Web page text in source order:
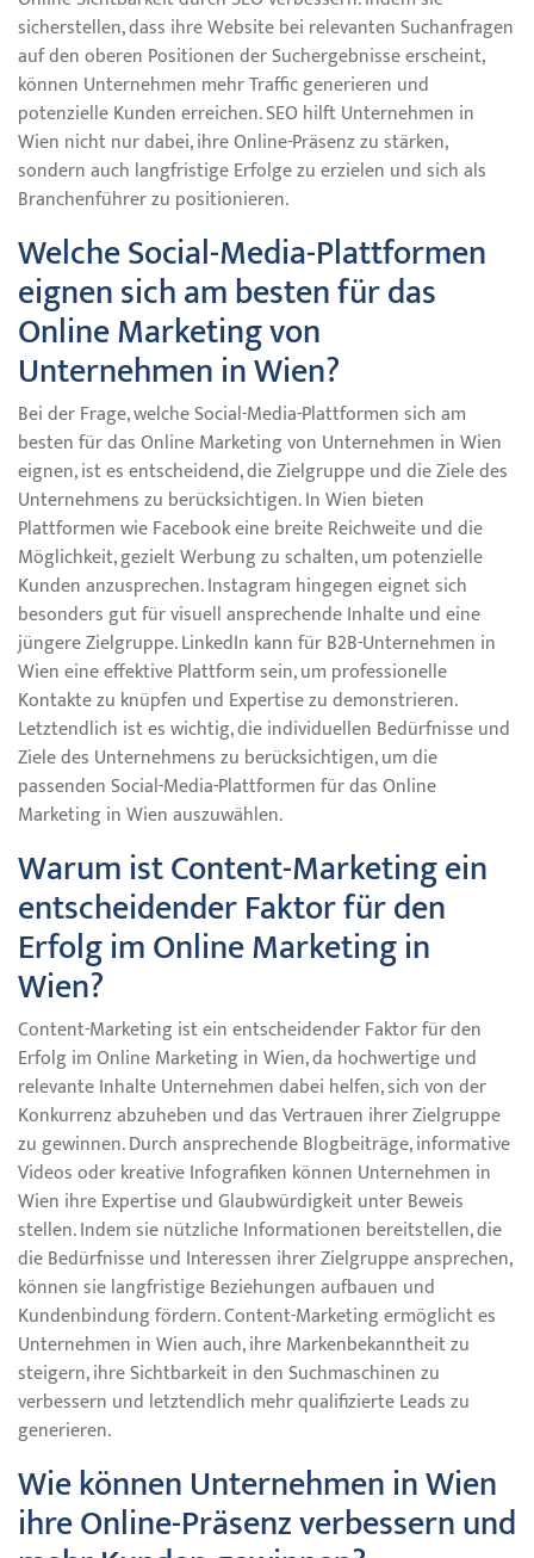
sicherstellen, dass ihre Website bei relevanten Suchanfragen
auf den oberen Positionen der Suchergebnisse erscheint,
können Unternehmen mehr Traffic generieren und
potenzielle Kunden erreichen. SEO hilft Unternehmen in
Wien nicht nur dabei, ihre Online-Präsenz zu stärken,
sondern auch langfristige Erfolge zu erzielen und sich als
Branchenführer zu positionieren.
Welche Social-Media-Plattformen
eignen sich am besten für das
Online Marketing von
Unternehmen in Wien?
Bei der Frage, welche Social-Media-Plattformen sich am
besten für das Online Marketing von Unternehmen in Wien
eignen, ist es entscheidend, die Zielgruppe und die Ziele des
Unternehmens zu berücksichtigen. In Wien bieten
Plattformen wie Facebook eine breite Reichweite und die
Möglichkeit, gezielt Werbung zu schalten, um potenzielle
Kunden anzusprechen. Instagram hingegen eignet sich
besonders gut für visuell ansprechende Inhalte und eine
jüngere Zielgruppe. LinkedIn kann für B2B-Unternehmen in
Wien eine effektive Plattform sein, um professionelle
Kontakte zu knüpfen und Expertise zu demonstrieren.
Letztendlich ist es wichtig, die individuellen Bedürfnisse und
Ziele des Unternehmens zu berücksichtigen, um die
passenden Social-Media-Plattformen für das Online
Marketing in Wien auszuwählen.
Warum ist Content-Marketing ein
entscheidender Faktor für den
Erfolg im Online Marketing in
Wien?
Content-Marketing ist ein entscheidender Faktor für den
Erfolg im Online Marketing in Wien, da hochwertige und
relevante Inhalte Unternehmen dabei helfen, sich von der
Konkurrenz abzuheben und das Vertrauen ihrer Zielgruppe
zu gewinnen. Durch ansprechende Blogbeiträge, informative
Videos oder kreative Infografiken können Unternehmen in
Wien ihre Expertise und Glaubwürdigkeit unter Beweis
stellen. Indem sie nützliche Informationen bereitstellen, die
die Bedürfnisse und Interessen ihrer Zielgruppe ansprechen,
können sie langfristige Beziehungen aufbauen und
Kundenbindung fördern. Content-Marketing ermöglicht es
Unternehmen in Wien auch, ihre Markenbekanntheit zu
steigern, ihre Sichtbarkeit in den Suchmaschinen zu
verbessern und letztendlich mehr qualifizierte Leads zu
generieren.
Wie können Unternehmen in Wien
ihre Online-Präsenz verbessern und